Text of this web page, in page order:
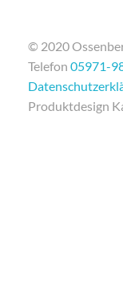
© 2020
Telefon 05971-
Produktdesign